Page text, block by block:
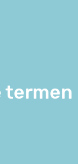
termen